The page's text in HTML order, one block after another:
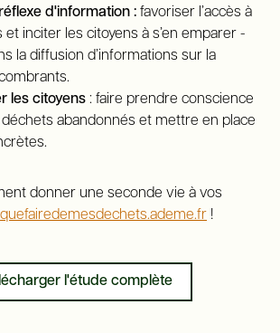
d'information : favoriser l’accès à
inciter les citoyens à s’en emparer -
la diffusion d’informations sur la
les citoyens : faire prendre conscience
abandonnés et mettre en place
donner une seconde vie à vos
quefairedemesdechets.ademe.fr !
l'étude complète